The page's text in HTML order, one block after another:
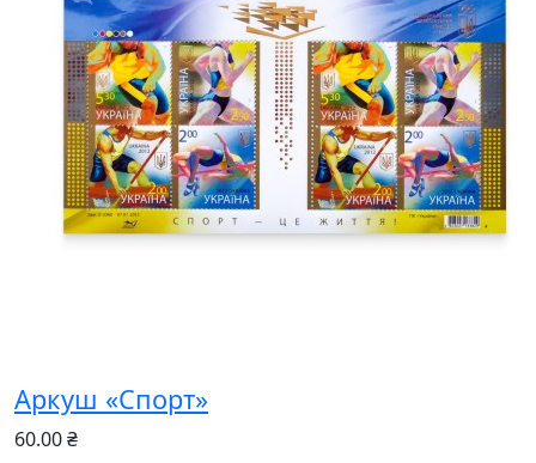
Аркуш «Спорт»
60.00 ₴